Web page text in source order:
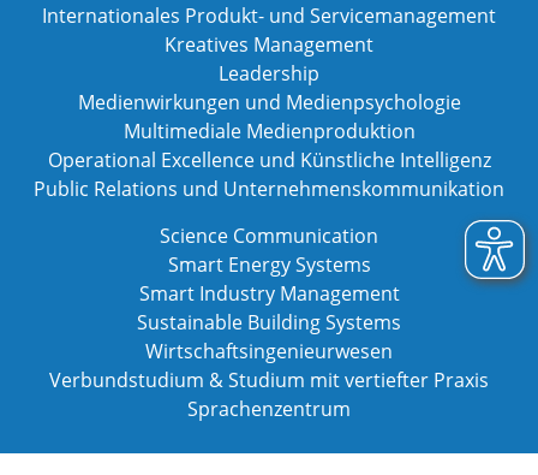
Internationales Produkt- und Servicemanagement
Kreatives Management
Leadership
Medienwirkungen und Medienpsychologie
Multimediale Medienproduktion
Operational Excellence und Künstliche Intelligenz
Public Relations und Unternehmenskommunikation
Science Communication
Smart Energy Systems
Smart Industry Management
Sustainable Building Systems
Wirtschaftsingenieurwesen
Verbundstudium & Studium mit vertiefter Praxis
Sprachenzentrum